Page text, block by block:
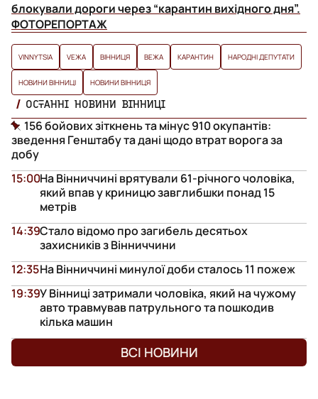
блокували дороги через “карантин вихідного дня”.
ФОТОРЕПОРТАЖ
VINNYTSIA VЕЖА ВІННИЦЯ ВЕЖА КАРАНТИН НАРОДНІ ДЕПУТАТИ
НОВИНИ ВІННИЦІ НОВИНИ ВІННИЦЯ
ОСТАННІ НОВИНИ ВІННИЦІ
156 бойових зіткнень та мінус 910 окупантів:
зведення Генштабу та дані щодо втрат ворога за
добу
На Вінниччині врятували 61-річного чоловіка,
який впав у криницю завглибшки понад 15
метрів
15:00
Стало відомо про загибель десятьох
захисників з Вінниччини
14:39
На Вінниччині минулої доби сталось 11 пожеж
12:35
У Вінниці затримали чоловіка, який на чужому
авто травмував патрульного та пошкодив
кілька машин
19:39
ВСІ НОВИНИ